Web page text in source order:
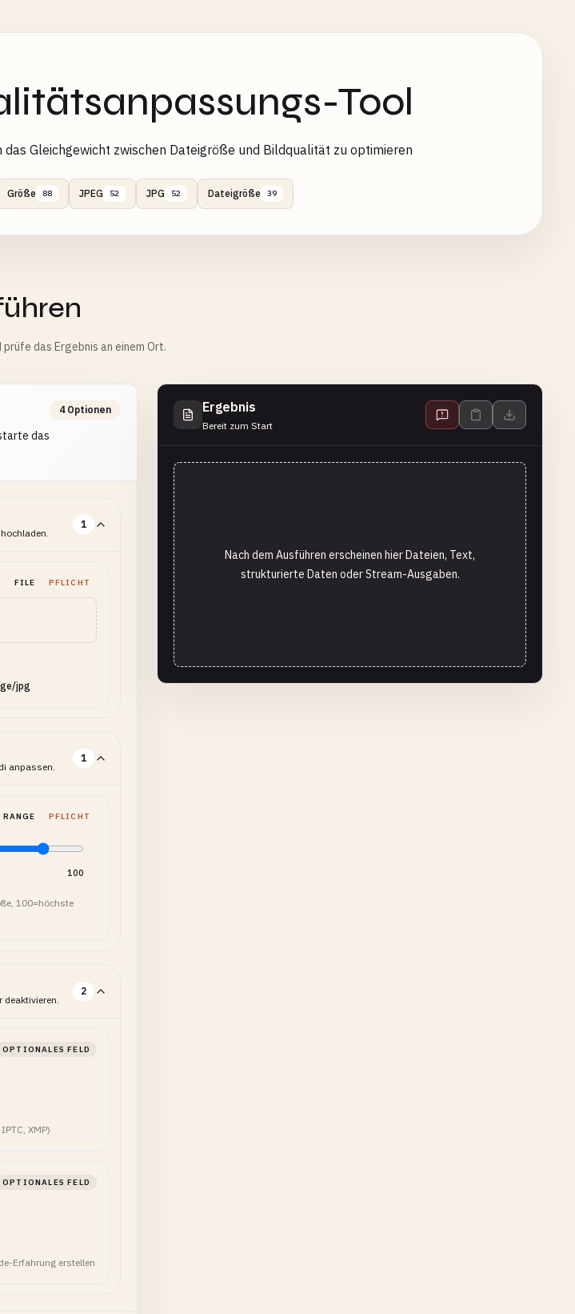
Tool
Gleichgewicht zwischen Dateigröße und Bildqualität zu optimieren
Größe 88 JPEG 52 JPG 52 Dateigröße 39
das Ergebnis an einem Ort.
das
4 Optionen
1
FILE PFLICHT
jpg
anpassen.
1
RANGE PFLICHT
100
100=höchste
deaktivieren.
2
OPTIONALES FELD
XMP)
OPTIONALES FELD
Erfahrung erstellen
Ergebnis
Bereit zum Start
Nach dem Ausführen erscheinen hier Dateien, Text,
strukturierte Daten oder Stream-Ausgaben.